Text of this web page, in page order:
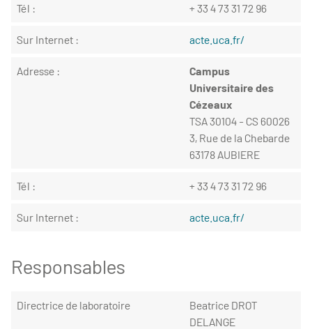
Tél : + 33 4 73 31 72 96
Sur Internet : acte.uca.fr/
Adresse :
Campus
Universitaire des
Cézeaux
TSA 30104 - CS 60026
3, Rue de la Chebarde
63178 AUBIERE
Tél : + 33 4 73 31 72 96
Sur Internet : acte.uca.fr/
Responsables
Directrice de laboratoire
Beatrice DROT
DELANGE